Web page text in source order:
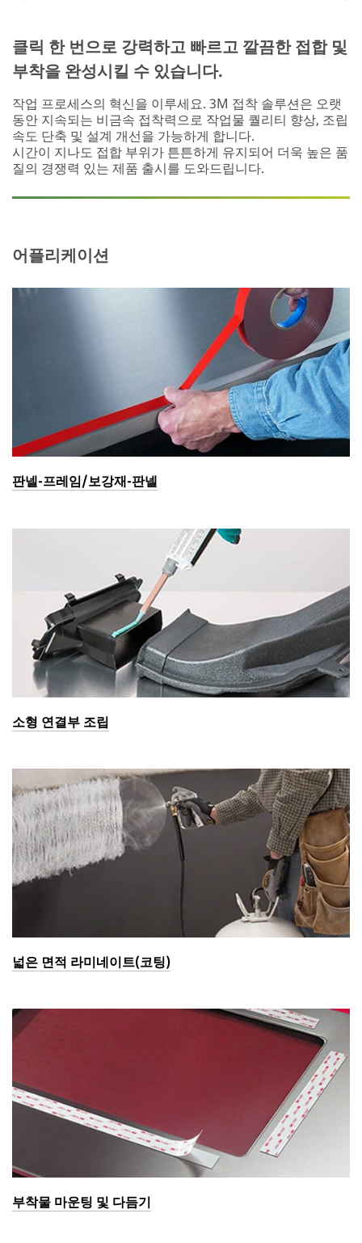
클릭 한 번으로 강력하고 빠르고 깔끔한 접합 및
부착을 완성시킬 수 있습니다.
작업 프로세스의 혁신을 이루세요. 3M 접착 솔루션은 오랫
동안 지속되는 비금속 접착력으로 작업물 퀄리티 향상, 조립
속도 단축 및 설계 개선을 가능하게 합니다.
시간이 지나도 접합 부위가 튼튼하게 유지되어 더욱 높은 품
질의 경쟁력 있는 제품 출시를 도와드립니다.
어플리케이션
판넬-프레임/보강재-판넬
소형 연결부 조립
넓은 면적 라미네이트(코팅)
부착물 마운팅 및 다듬기